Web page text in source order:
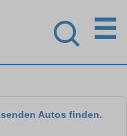
☰
Autos finden.